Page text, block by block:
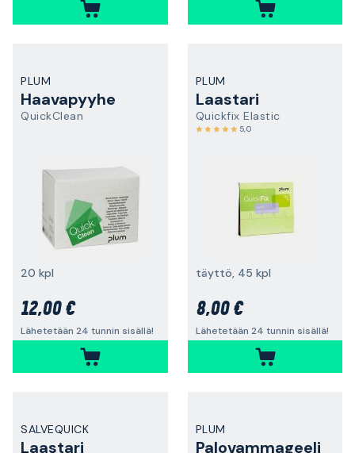
PLUM
Haavapyyhe
QuickClean
20 kpl
12,00 €
Lähetetään 24 tunnin sisällä!
PLUM
Laastari
Quickfix Elastic
5,0
täyttö, 45 kpl
8,00 €
Lähetetään 24 tunnin sisällä!
SALVEQUICK
Laastari
PLUM
Palovammageeli